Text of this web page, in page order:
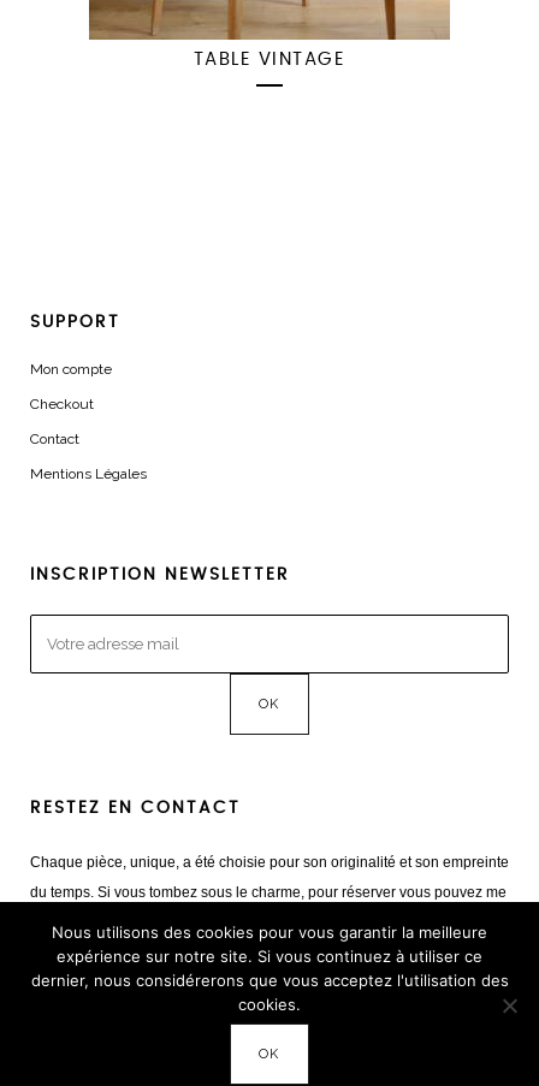
TABLE VINTAGE
SUPPORT
Mon compte
Checkout
Contact
Mentions Légales
INSCRIPTION NEWSLETTER
RESTEZ EN CONTACT
Chaque pièce, unique, a été choisie pour son originalité et son empreinte
du temps. Si vous tombez sous le charme, pour réserver vous pouvez me
contacter
Mail :giulia@cestvintage.com
Tél : +33(0) 6 22 65 93 17
Nous utilisons des cookies pour vous garantir la meilleure
expérience sur notre site. Si vous continuez à utiliser ce
dernier, nous considérerons que vous acceptez l'utilisation des
cookies.
OK